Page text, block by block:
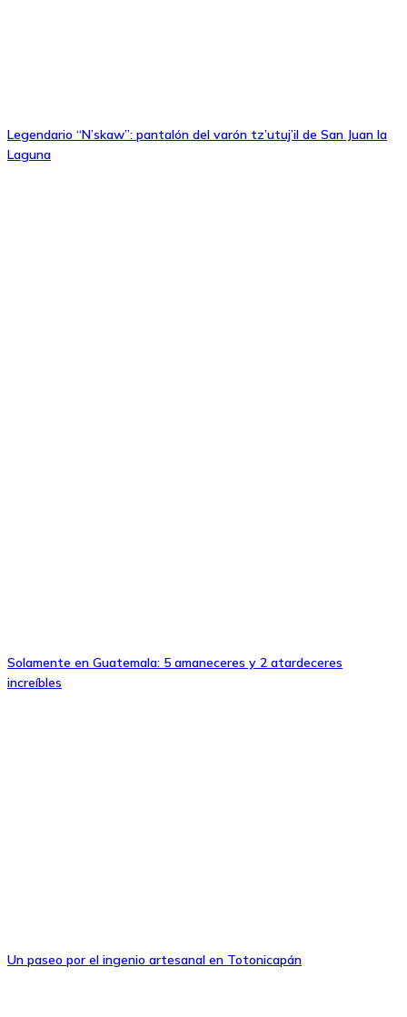
Legendario “N’skaw”: pantalón del varón tz’utuj’il de San Juan la
Laguna
Solamente en Guatemala: 5 amaneceres y 2 atardeceres
increíbles
Un paseo por el ingenio artesanal en Totonicapán